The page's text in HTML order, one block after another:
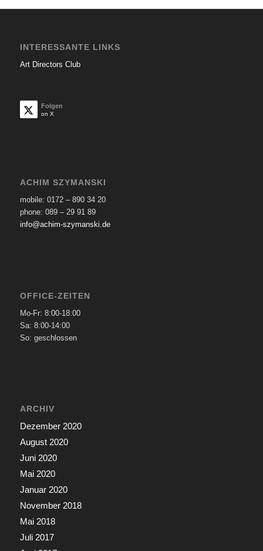
INTERESSANTE LINKS
Art Directors Club
Folgen
on X
ACHIM SZYMANSKI
mobile: 0172 – 890 34 20
phone: 089 – 29 91 89
info@achim-szymanski.de
OFFICE-ZEITEN
Mo-Fr: 8:00-18:00
Sa: 8:00-14:00
So: geschlossen
ARCHIV
Dezember 2020
August 2020
Juni 2020
Mai 2020
Januar 2020
November 2018
Mai 2018
Juli 2017